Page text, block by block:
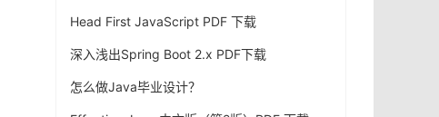
Head First JavaScript PDF 下载
深入浅出Spring Boot 2.x PDF下载
怎么做Java毕业设计？